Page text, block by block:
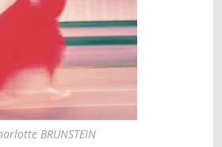
BRUNSTEIN